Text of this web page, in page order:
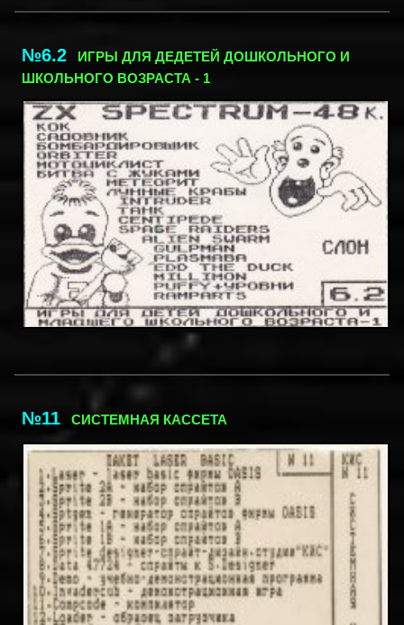
№6.2
ИГРЫ ДЛЯ ДЕДЕТЕЙ ДОШКОЛЬНОГО И
ШКОЛЬНОГО ВОЗРАСТА - 1
№11 СИСТЕМНАЯ КАССЕТА